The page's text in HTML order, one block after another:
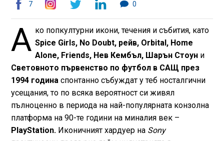
7 0
А ко попкултурни икони, течения и събития, като
Spice Girls, No Doubt, рейв, Orbital, Home
Alone, Friends, Нев Кембъл, Шарън Стоун и
Световното първенство по футбол в САЩ през
1994 годинаспонтанно събуждат у теб носталгични
усещания, то по всяка вероятност си живял
пълноценно в периода на най-популярната конзолна
платформа на 90-те години на миналия век –
PlayStation.Иконичният хардуер на Sony